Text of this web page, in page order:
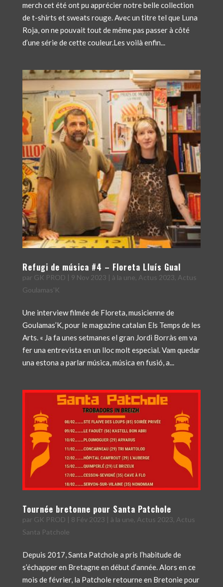
merch cet été ont pu apprécier notre belle collection
de t-shirts et sweats rouge. Avec un titre tel que Luna
Roja, on ne pouvait tout de même pas passer à côté
d’une série de cette couleur.Les voilà enfin...
Refugi de música #4 – Floreta Lluís Gual
par GK PROD | 9 Nov 2023 | à la une Actus 2023 Actus
Goulamas'K
Une interview filmée de Floreta, musicienne de
Goulamas’K, pour le magazine catalan Els Temps de les
Arts. « Ja fa unes setmanes el gran Jordi Borràs em va
fer una entrevista en un lloc molt especial. Vam quedar
una estona a parlar música, música en fusió, a...
Tournée bretonne pour Santa Patchole
par GK PROD | 8 Fév 2023 | à la une Actus 2023 Actus
Santa Patchole
Depuis 2017, Santa Patchole a pris l’habitude de
s’échapper en Bretagne en début d’année. Alors en ce
mois de février, la Patchole retourne en Bretonie pour